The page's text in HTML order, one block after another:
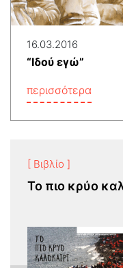
16.03.2016
“Ιδού εγώ”
περισσότερα
[ Βιβλίο ]
Το πιο κρύο